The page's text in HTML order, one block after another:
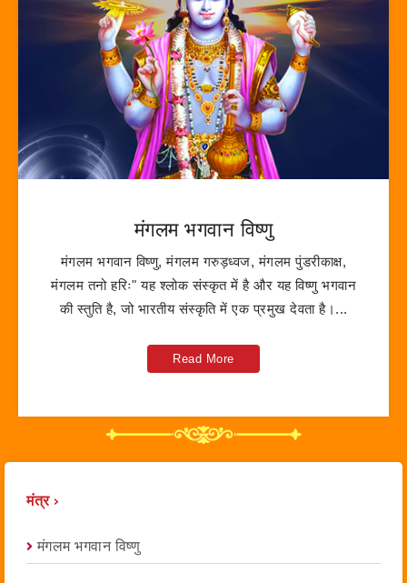
मंगलम भगवान विष्णु
मंगलम भगवान विष्णु, मंगलम गरुड़ध्वज, मंगलम पुंडरीकाक्ष,
मंगलम तनो हरिः" यह श्लोक संस्कृत में है और यह विष्णु भगवान
की स्तुति है, जो भारतीय संस्कृति में एक प्रमुख देवता है।...
Read More
मंत्र ›
मंगलम भगवान विष्णु